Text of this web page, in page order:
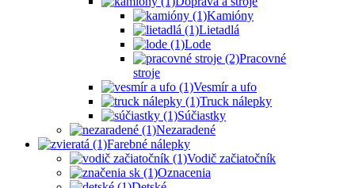
Kamióny
Lietadlá
Lode
Pracovné
stroje
Vesmír a ufo
Truck nálepky
Súčiastky
Nezaradené
Farebné nálepky
Vodič začiatočník
Oznacenia